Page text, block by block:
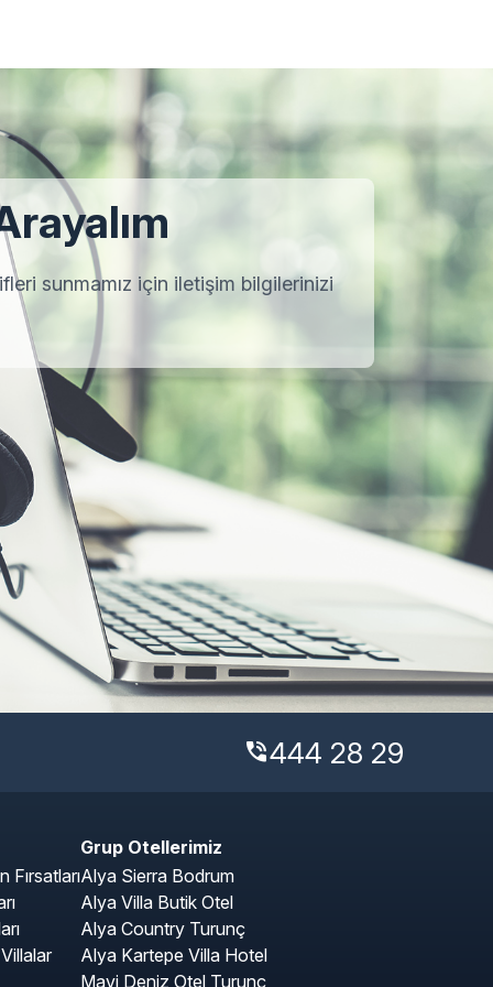
sunmamız için iletişim bilgilerinizi
phone_in_talk444 28 29
Grup Otellerimiz
Alya Sierra Bodrum
Alya Villa Butik Otel
Alya Country Turunç
Alya Kartepe Villa Hotel
Mavi Deniz Otel Turunç